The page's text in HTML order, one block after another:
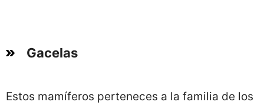
Gacelas
Estos mamíferos perteneces a la familia de los